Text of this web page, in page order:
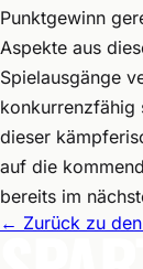
Punktgewinn
Aspekte aus
Spielausgänge
konkurrenzfähig
dieser
auf die
bereits im
← Zurück zu